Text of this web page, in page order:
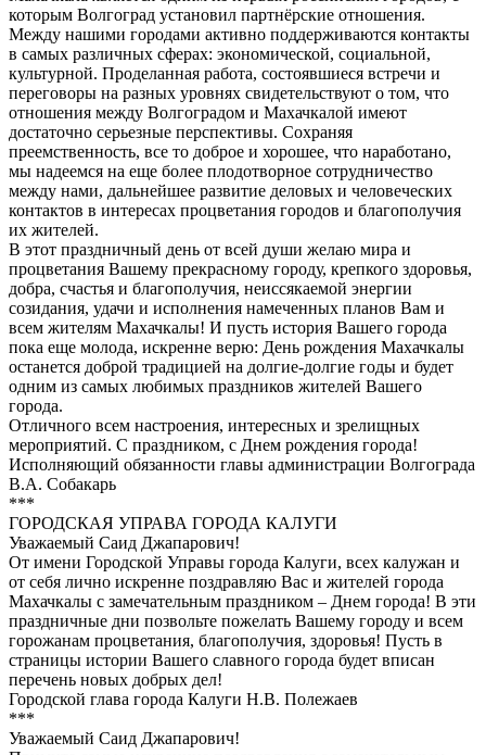
которым Волгоград установил партнёрские отношения.
Между нашими городами активно поддерживаются контакты
в самых различных сферах: экономической, социальной,
культурной. Проделанная работа, состоявшиеся встречи и
переговоры на разных уровнях свидетельствуют о том, что
отношения между Волгоградом и Махачкалой имеют
достаточно серьезные перспективы. Сохраняя
преемственность, все то доброе и хорошее, что наработано,
мы надеемся на еще более плодотворное сотрудничество
между нами, дальнейшее развитие деловых и человеческих
контактов в интересах процветания городов и благополучия
их жителей.
В этот праздничный день от всей души желаю мира и
процветания Вашему прекрасному городу, крепкого здоровья,
добра, счастья и благополучия, неиссякаемой энергии
созидания, удачи и исполнения намеченных планов Вам и
всем жителям Махачкалы! И пусть история Вашего города
пока еще молода, искренне верю: День рождения Махачкалы
останется доброй традицией на долгие-долгие годы и будет
одним из самых любимых праздников жителей Вашего
города.
Отличного всем настроения, интересных и зрелищных
мероприятий. С праздником, с Днем рождения города!
Исполняющий обязанности главы администрации Волгограда
В.А. Собакарь
***
ГОРОДСКАЯ УПРАВА ГОРОДА КАЛУГИ
Уважаемый Саид Джапарович!
От имени Городской Управы города Калуги, всех калужан и
от себя лично искренне поздравляю Вас и жителей города
Махачкалы с замечательным праздником – Днем города! В эти
праздничные дни позвольте пожелать Вашему городу и всем
горожанам процветания, благополучия, здоровья! Пусть в
страницы истории Вашего славного города будет вписан
перечень новых добрых дел!
Городской глава города Калуги Н.В. Полежаев
***
Уважаемый Саид Джапарович!